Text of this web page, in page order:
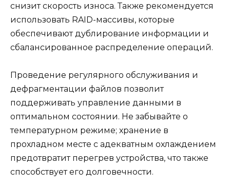
снизит скорость износа. Также рекомендуется
использовать RAID-массивы, которые
обеспечивают дублирование информации и
сбалансированное распределение операций.
Проведение регулярного обслуживания и
дефрагментации файлов позволит
поддерживать управление данными в
оптимальном состоянии. Не забывайте о
температурном режиме; хранение в
прохладном месте с адекватным охлаждением
предотвратит перегрев устройства, что также
способствует его долговечности.